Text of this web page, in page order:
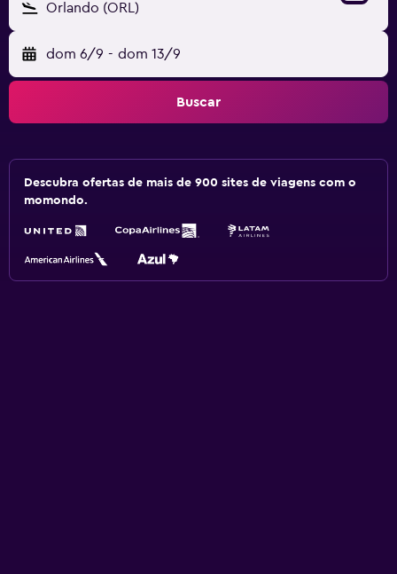
Orlando (ORL)
dom 6/9 - dom 13/9
Buscar
Descubra ofertas de mais de 900 sites de viagens com o
momondo.